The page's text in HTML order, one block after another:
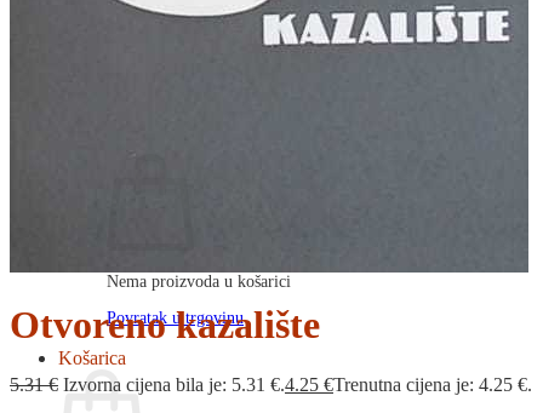
Nema proizvoda u košarici
Povratak u trgovinu
Košarica
Otvoreno kazalište
5.31€ Izvorna cijena bila je: 5.31 €.4.25 €Trenutna cijena je: 4.25 €.